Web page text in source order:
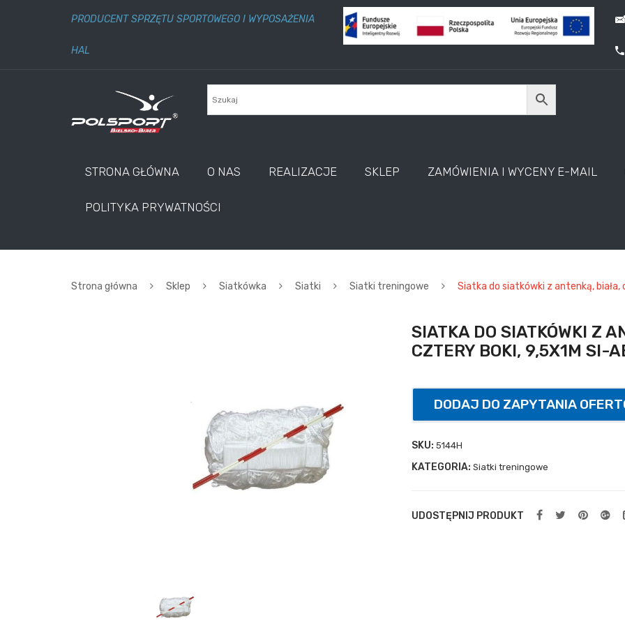
PRODUCENT SPRZĘTU SPORTOWEGO I WYPOSAŻENIA
HAL
STRONA GŁÓWNA O NAS REALIZACJE SKLEP ZAMÓWIENIA I WYCENY E-MAIL
POLITYKA PRYWATNOŚCI
Strona główna Sklep Siatkówka Siatki Siatki treningowe Siatka do siatkówki z antenką,
SIATKA DO SIATKÓWKI Z
CZTERY BOKI, 9,5X1M SI-
DODAJ DO ZAPYTANIA
SKU: 5144H
KATEGORIA: Siatki treningowe
UDOSTĘPNIJ PRODUKT